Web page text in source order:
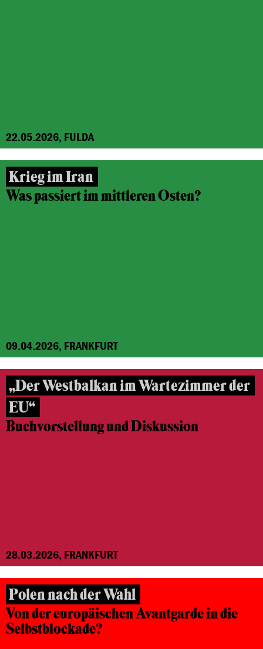
22.05.2026, FULDA
Krieg im Iran
Was passiert im mittleren Osten?
09.04.2026, FRANKFURT
„Der Westbalkan im Wartezimmer der
EU“
Buchvorstellung und Diskussion
28.03.2026, FRANKFURT
Polen nach der Wahl
Von der europäischen Avantgarde in die
Selbstblockade?